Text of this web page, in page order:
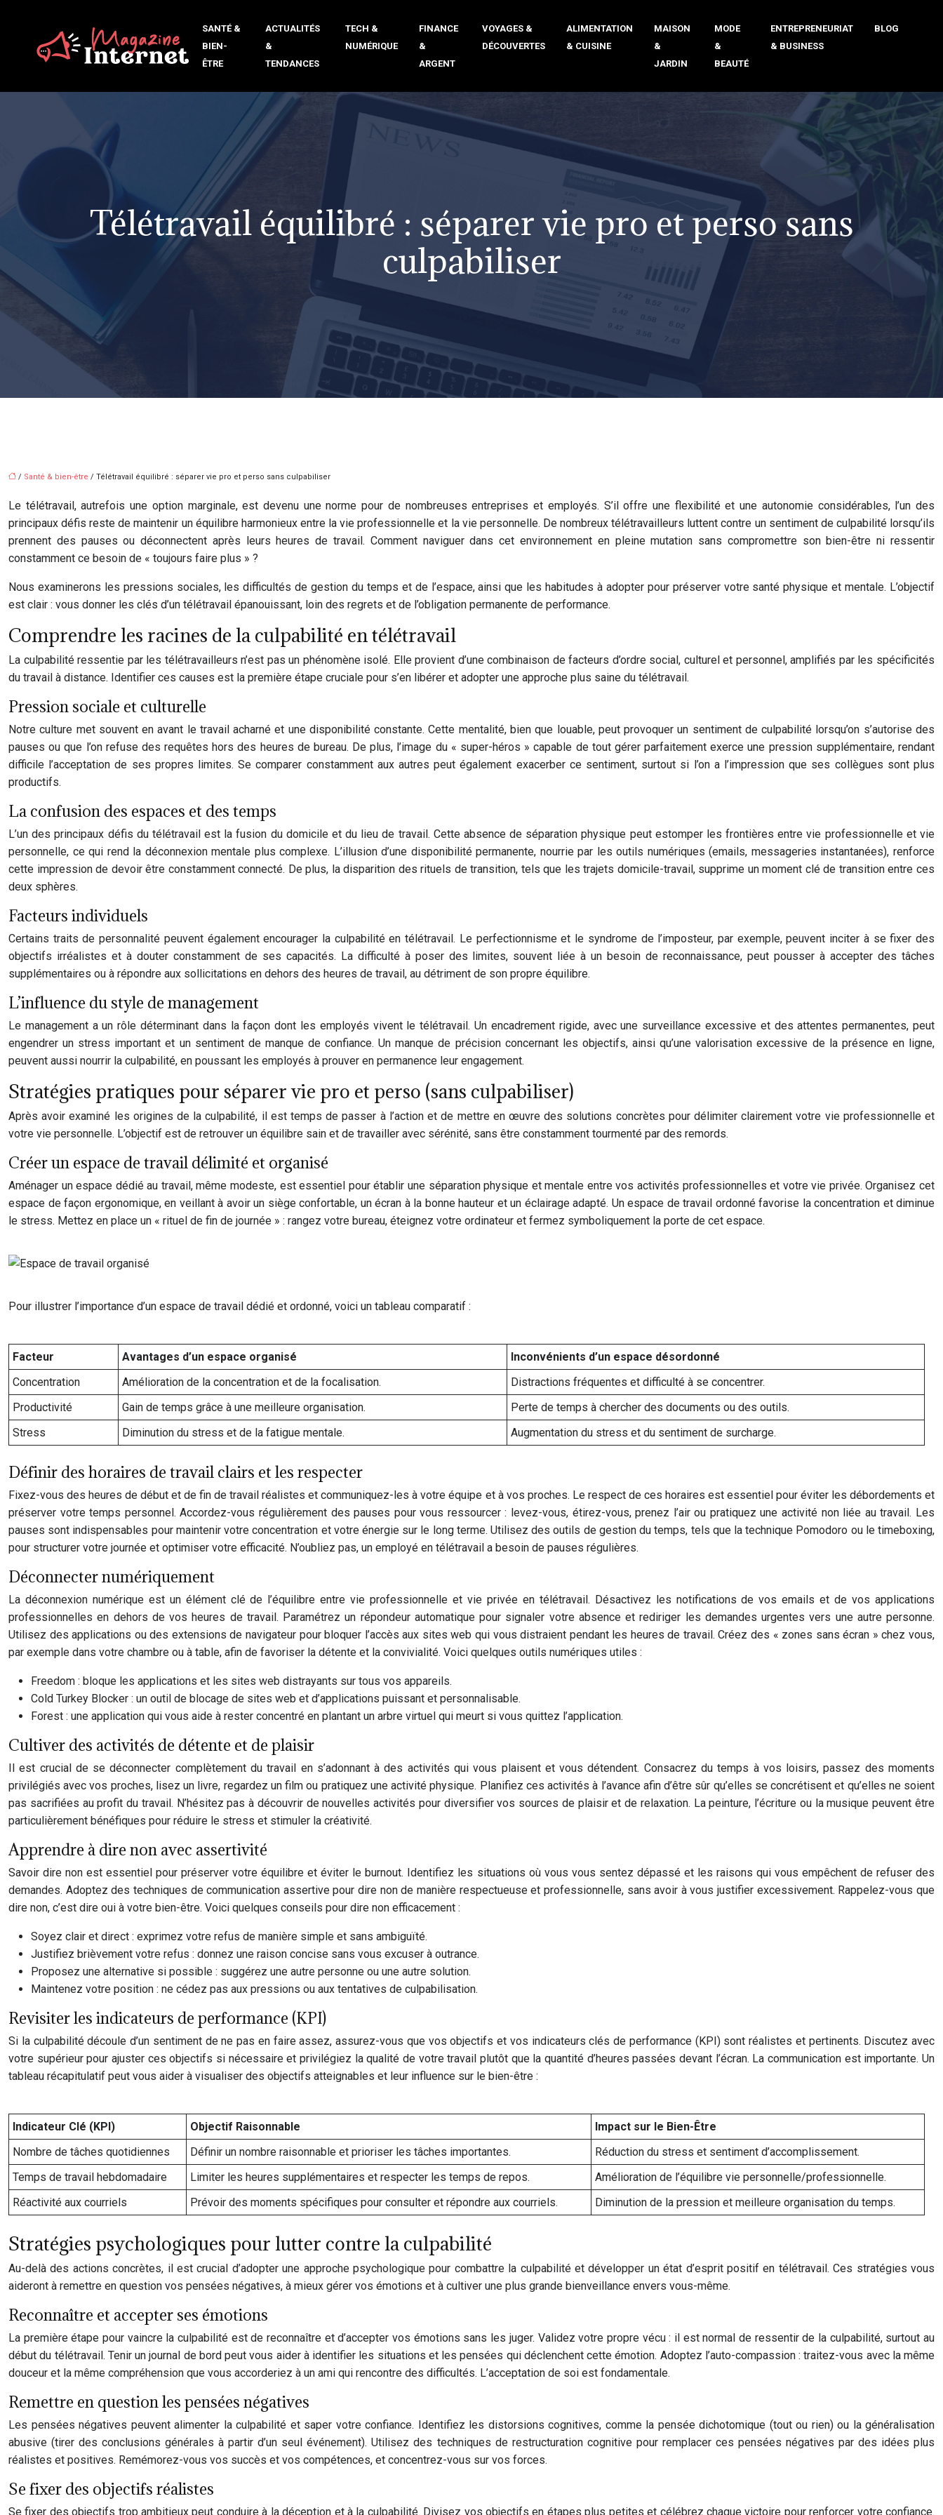
SANTÉ &
BIEN-
ÊTRE
ACTUALITÉS
&
TENDANCES
TECH &
NUMÉRIQUE
FINANCE
&
ARGENT
VOYAGES &
DÉCOUVERTES
ALIMENTATION
& CUISINE
MAISON
&
JARDIN
MODE
&
BEAUTÉ
ENTREPRENEURIAT
& BUSINESS
BLOG
Télétravail équilibré : séparer vie pro et perso sans
culpabiliser
/ Santé & bien-être / Télétravail équilibré : séparer vie pro et perso sans culpabiliser
Le télétravail, autrefois une option marginale, est devenu une norme pour de nombreuses entreprises et employés. S’il offre une flexibilité et une autonomie considérables, l’un des
principaux défis reste de maintenir un équilibre harmonieux entre la vie professionnelle et la vie personnelle. De nombreux télétravailleurs luttent contre un sentiment de culpabilité lorsqu’ils
prennent des pauses ou déconnectent après leurs heures de travail. Comment naviguer dans cet environnement en pleine mutation sans compromettre son bien-être ni ressentir
constamment ce besoin de « toujours faire plus » ?
Nous examinerons les pressions sociales, les difficultés de gestion du temps et de l’espace, ainsi que les habitudes à adopter pour préserver votre santé physique et mentale. L’objectif
est clair : vous donner les clés d’un télétravail épanouissant, loin des regrets et de l’obligation permanente de performance.
Comprendre les racines de la culpabilité en télétravail
La culpabilité ressentie par les télétravailleurs n’est pas un phénomène isolé. Elle provient d’une combinaison de facteurs d’ordre social, culturel et personnel, amplifiés par les spécificités
du travail à distance. Identifier ces causes est la première étape cruciale pour s’en libérer et adopter une approche plus saine du télétravail.
Pression sociale et culturelle
Notre culture met souvent en avant le travail acharné et une disponibilité constante. Cette mentalité, bien que louable, peut provoquer un sentiment de culpabilité lorsqu’on s’autorise des
pauses ou que l’on refuse des requêtes hors des heures de bureau. De plus, l’image du « super-héros » capable de tout gérer parfaitement exerce une pression supplémentaire, rendant
difficile l’acceptation de ses propres limites. Se comparer constamment aux autres peut également exacerber ce sentiment, surtout si l’on a l’impression que ses collègues sont plus
productifs.
La confusion des espaces et des temps
L’un des principaux défis du télétravail est la fusion du domicile et du lieu de travail. Cette absence de séparation physique peut estomper les frontières entre vie professionnelle et vie
personnelle, ce qui rend la déconnexion mentale plus complexe. L’illusion d’une disponibilité permanente, nourrie par les outils numériques (emails, messageries instantanées), renforce
cette impression de devoir être constamment connecté. De plus, la disparition des rituels de transition, tels que les trajets domicile-travail, supprime un moment clé de transition entre ces
deux sphères.
Facteurs individuels
Certains traits de personnalité peuvent également encourager la culpabilité en télétravail. Le perfectionnisme et le syndrome de l’imposteur, par exemple, peuvent inciter à se fixer des
objectifs irréalistes et à douter constamment de ses capacités. La difficulté à poser des limites, souvent liée à un besoin de reconnaissance, peut pousser à accepter des tâches
supplémentaires ou à répondre aux sollicitations en dehors des heures de travail, au détriment de son propre équilibre.
L’influence du style de management
Le management a un rôle déterminant dans la façon dont les employés vivent le télétravail. Un encadrement rigide, avec une surveillance excessive et des attentes permanentes, peut
engendrer un stress important et un sentiment de manque de confiance. Un manque de précision concernant les objectifs, ainsi qu’une valorisation excessive de la présence en ligne,
peuvent aussi nourrir la culpabilité, en poussant les employés à prouver en permanence leur engagement.
Stratégies pratiques pour séparer vie pro et perso (sans culpabiliser)
Après avoir examiné les origines de la culpabilité, il est temps de passer à l’action et de mettre en œuvre des solutions concrètes pour délimiter clairement votre vie professionnelle et
votre vie personnelle. L’objectif est de retrouver un équilibre sain et de travailler avec sérénité, sans être constamment tourmenté par des remords.
Créer un espace de travail délimité et organisé
Aménager un espace dédié au travail, même modeste, est essentiel pour établir une séparation physique et mentale entre vos activités professionnelles et votre vie privée. Organisez cet
espace de façon ergonomique, en veillant à avoir un siège confortable, un écran à la bonne hauteur et un éclairage adapté. Un espace de travail ordonné favorise la concentration et diminue
le stress. Mettez en place un « rituel de fin de journée » : rangez votre bureau, éteignez votre ordinateur et fermez symboliquement la porte de cet espace.
Pour illustrer l’importance d’un espace de travail dédié et ordonné, voici un tableau comparatif :
Facteur Avantages d’un espace organisé
Inconvénients d’un espace désordonné
Concentration
Amélioration de la concentration et de la focalisation.
Distractions fréquentes et difficulté à se concentrer.
Productivité
Gain de temps grâce à une meilleure organisation.
Perte de temps à chercher des documents ou des outils.
Stress
Diminution du stress et de la fatigue mentale. Augmentation du stress et du sentiment de surcharge.
Définir des horaires de travail clairs et les respecter
Fixez-vous des heures de début et de fin de travail réalistes et communiquez-les à votre équipe et à vos proches. Le respect de ces horaires est essentiel pour éviter les débordements et
préserver votre temps personnel. Accordez-vous régulièrement des pauses pour vous ressourcer : levez-vous, étirez-vous, prenez l’air ou pratiquez une activité non liée au travail. Les
pauses sont indispensables pour maintenir votre concentration et votre énergie sur le long terme. Utilisez des outils de gestion du temps, tels que la technique Pomodoro ou le timeboxing,
pour structurer votre journée et optimiser votre efficacité. N’oubliez pas, un employé en télétravail a besoin de pauses régulières.
Déconnecter numériquement
La déconnexion numérique est un élément clé de l’équilibre entre vie professionnelle et vie privée en télétravail. Désactivez les notifications de vos emails et de vos applications
professionnelles en dehors de vos heures de travail. Paramétrez un répondeur automatique pour signaler votre absence et rediriger les demandes urgentes vers une autre personne.
Utilisez des applications ou des extensions de navigateur pour bloquer l’accès aux sites web qui vous distraient pendant les heures de travail. Créez des « zones sans écran » chez vous,
par exemple dans votre chambre ou à table, afin de favoriser la détente et la convivialité. Voici quelques outils numériques utiles :
Freedom : bloque les applications et les sites web distrayants sur tous vos appareils.
Cold Turkey Blocker : un outil de blocage de sites web et d’applications puissant et personnalisable.
Forest : une application qui vous aide à rester concentré en plantant un arbre virtuel qui meurt si vous quittez l’application.
Cultiver des activités de détente et de plaisir
Il est crucial de se déconnecter complètement du travail en s’adonnant à des activités qui vous plaisent et vous détendent. Consacrez du temps à vos loisirs, passez des moments
privilégiés avec vos proches, lisez un livre, regardez un film ou pratiquez une activité physique. Planifiez ces activités à l’avance afin d’être sûr qu’elles se concrétisent et qu’elles ne soient
pas sacrifiées au profit du travail. N’hésitez pas à découvrir de nouvelles activités pour diversifier vos sources de plaisir et de relaxation. La peinture, l’écriture ou la musique peuvent être
particulièrement bénéfiques pour réduire le stress et stimuler la créativité.
Apprendre à dire non avec assertivité
Savoir dire non est essentiel pour préserver votre équilibre et éviter le burnout. Identifiez les situations où vous vous sentez dépassé et les raisons qui vous empêchent de refuser des
demandes. Adoptez des techniques de communication assertive pour dire non de manière respectueuse et professionnelle, sans avoir à vous justifier excessivement. Rappelez-vous que
dire non, c’est dire oui à votre bien-être. Voici quelques conseils pour dire non efficacement :
Soyez clair et direct : exprimez votre refus de manière simple et sans ambiguïté.
Justifiez brièvement votre refus : donnez une raison concise sans vous excuser à outrance.
Proposez une alternative si possible : suggérez une autre personne ou une autre solution.
Maintenez votre position : ne cédez pas aux pressions ou aux tentatives de culpabilisation.
Revisiter les indicateurs de performance (KPI)
Si la culpabilité découle d’un sentiment de ne pas en faire assez, assurez-vous que vos objectifs et vos indicateurs clés de performance (KPI) sont réalistes et pertinents. Discutez avec
votre supérieur pour ajuster ces objectifs si nécessaire et privilégiez la qualité de votre travail plutôt que la quantité d’heures passées devant l’écran. La communication est importante. Un
tableau récapitulatif peut vous aider à visualiser des objectifs atteignables et leur influence sur le bien-être :
Indicateur Clé (KPI) Objectif Raisonnable
Impact sur le Bien-Être
Nombre de tâches quotidiennes
Définir un nombre raisonnable et prioriser les tâches importantes.
Réduction du stress et sentiment d’accomplissement.
Temps de travail hebdomadaire
Limiter les heures supplémentaires et respecter les temps de repos.
Amélioration de l’équilibre vie personnelle/professionnelle.
Réactivité aux courriels
Prévoir des moments spécifiques pour consulter et répondre aux courriels. Diminution de la pression et meilleure organisation du temps.
Stratégies psychologiques pour lutter contre la culpabilité
Au-delà des actions concrètes, il est crucial d’adopter une approche psychologique pour combattre la culpabilité et développer un état d’esprit positif en télétravail. Ces stratégies vous
aideront à remettre en question vos pensées négatives, à mieux gérer vos émotions et à cultiver une plus grande bienveillance envers vous-même.
Reconnaître et accepter ses émotions
La première étape pour vaincre la culpabilité est de reconnaître et d’accepter vos émotions sans les juger. Validez votre propre vécu : il est normal de ressentir de la culpabilité, surtout au
début du télétravail. Tenir un journal de bord peut vous aider à identifier les situations et les pensées qui déclenchent cette émotion. Adoptez l’auto-compassion : traitez-vous avec la même
douceur et la même compréhension que vous accorderiez à un ami qui rencontre des difficultés. L’acceptation de soi est fondamentale.
Remettre en question les pensées négatives
Les pensées négatives peuvent alimenter la culpabilité et saper votre confiance. Identifiez les distorsions cognitives, comme la pensée dichotomique (tout ou rien) ou la généralisation
abusive (tirer des conclusions générales à partir d’un seul événement). Utilisez des techniques de restructuration cognitive pour remplacer ces pensées négatives par des idées plus
réalistes et positives. Remémorez-vous vos succès et vos compétences, et concentrez-vous sur vos forces.
Se fixer des objectifs réalistes
Se fixer des objectifs trop ambitieux peut conduire à la déception et à la culpabilité. Divisez vos objectifs en étapes plus petites et célébrez chaque victoire pour renforcer votre confiance.